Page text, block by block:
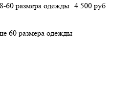
60 размера одежды 4 500 руб
60 размера одежды